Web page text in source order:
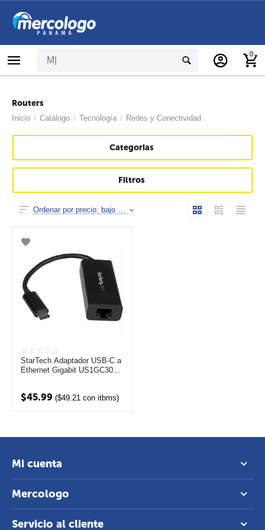
0
Routers
Inicio / Catálogo / Tecnología / Redes y Conectividad
Categorias
Filtros
Ordenar por precio: bajo a alto
StarTech Adaptador USB-C a
Ethernet Gigabit US1GC30B
$45.99 ($49.21 con itbms)
Mi cuenta
Mercologo
Servicio al cliente